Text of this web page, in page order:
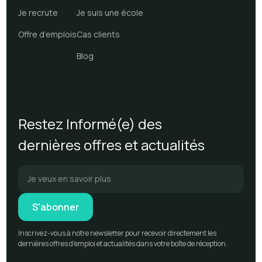
Restez Informé(e) des
dernières offres et actualités
Inscrivez-vous à notre newsletter pour recevoir directement les
dernières offres d'emploi et actualités dans votre boîte de réception.
Je recrute
Offre d’emplois
Je suis une école
Cas clients
Blog